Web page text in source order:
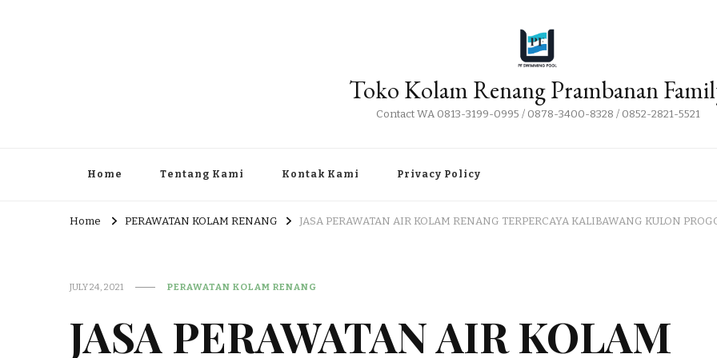
Toko Kolam Renang Prambanan
Contact WA 0813-3199-0995 / 0878-3400-8328 / 0852-2821-5521
Home Tentang Kami Kontak Kami Privacy Policy
Home PERAWATAN KOLAM RENANG JASA PERAWATAN AIR KOLAM RENANG TERPERCAYA KALIBAWANG KULON
JULY 24, 2021 PERAWATAN KOLAM RENANG
JASA PERAWATAN AIR KOLAM